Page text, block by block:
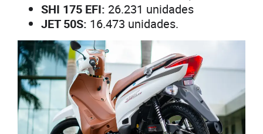
SHI 175 EFI: 26.231 unidades
JET 50S: 16.473 unidades.